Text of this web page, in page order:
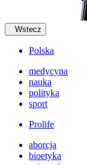
Wstecz
Polska
medycyna
nauka
polityka
sport
Prolife
aborcja
bioetyka